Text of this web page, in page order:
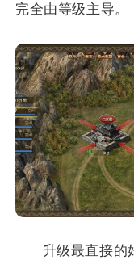
完全由等级主导。
升级最直接的